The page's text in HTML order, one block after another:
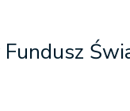
Fundusz